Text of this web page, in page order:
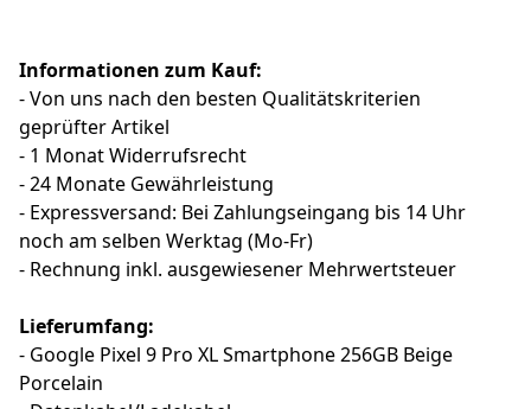
Informationen zum Kauf:
- Von uns nach den besten Qualitätskriterien
geprüfter Artikel
- 1 Monat Widerrufsrecht
- 24 Monate Gewährleistung
- Expressversand: Bei Zahlungseingang bis 14 Uhr
noch am selben Werktag (Mo-Fr)
- Rechnung inkl. ausgewiesener Mehrwertsteuer
Lieferumfang:
- Google Pixel 9 Pro XL Smartphone 256GB Beige
Porcelain